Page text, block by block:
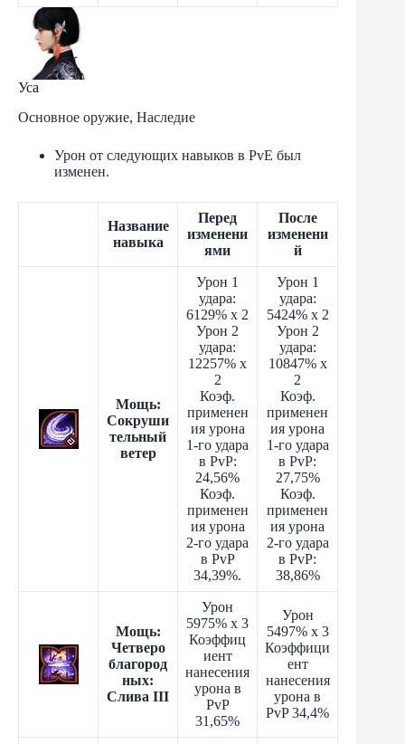
Уса
Основное оружие, Наследие
Урон от следующих навыков в PvE был
изменен.
Название
навыка
Перед
изменени
ями
После
изменени
й
Мощь:
Сокруши
тельный
ветер
Урон 1
удара:
6129% x 2
Урон 2
удара:
12257% x
2
Коэф.
применен
ия урона
1-го удара
в PvP:
24,56%
Коэф.
применен
ия урона
2-го удара
в PvP
34,39%.
Урон 1
удара:
5424% x 2
Урон 2
удара:
10847% x
2
Коэф.
применен
ия урона
1-го удара
в PvP:
27,75%
Коэф.
применен
ия урона
2-го удара
в PvP:
38,86%
Мощь:
Четверо
благород
ных:
Слива III
Урон
5975% x 3
Коэффиц
иент
нанесения
урона в
PvP
31,65%
Урон
5497% x 3
Коэффици
ент
нанесения
урона в
PvP 34,4%